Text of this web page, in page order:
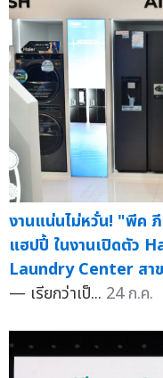
งานแน่นไม่หวั่น! "พีค
แฮปปี้ ในงานเปิดตัว
Laundry Center สา
— เรียกว่าเป็... 24 ก.ค.